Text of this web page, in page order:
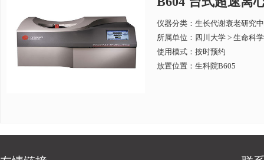
仪器分类：生长代谢衰老研究
所属单位： 四川大学 > 生命科
使用模式：按时预约
放置位置：生科院B605